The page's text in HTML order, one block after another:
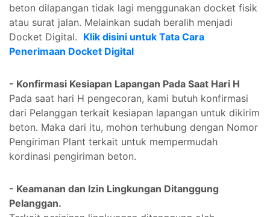
beton dilapangan tidak lagi menggunakan docket fisik
atau surat jalan. Melainkan sudah beralih menjadi
Docket Digital. Klik disini untuk Tata Cara
Penerimaan Docket Digital
- Konfirmasi Kesiapan Lapangan Pada Saat Hari H
Pada saat hari H pengecoran, kami butuh konfirmasi
dari Pelanggan terkait kesiapan lapangan untuk dikirim
beton. Maka dari itu, mohon terhubung dengan Nomor
Pengiriman Plant terkait untuk mempermudah
kordinasi pengiriman beton.
- Keamanan dan Izin Lingkungan Ditanggung
Pelanggan.